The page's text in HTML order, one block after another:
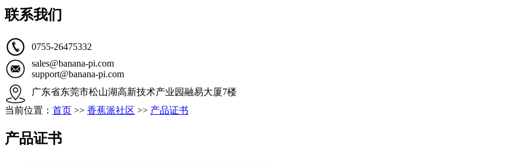
联系我们
0755-26475332
sales@banana-pi.com
support@banana-pi.com
广东省东莞市松山湖高新技术产业园融易大厦7楼
当前位置： 首页 >> 香蕉派社区 >> 产品证书
产品证书